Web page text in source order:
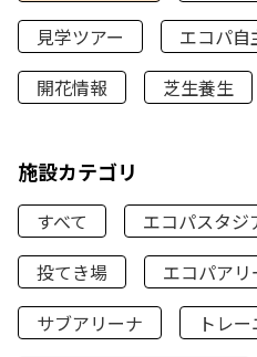
見学ツアー
エコパ自
開花情報
芝生養生
施設カテゴリ
すべて エコパスタジ
投てき場
エコパアリ
サブアリーナ
トレ